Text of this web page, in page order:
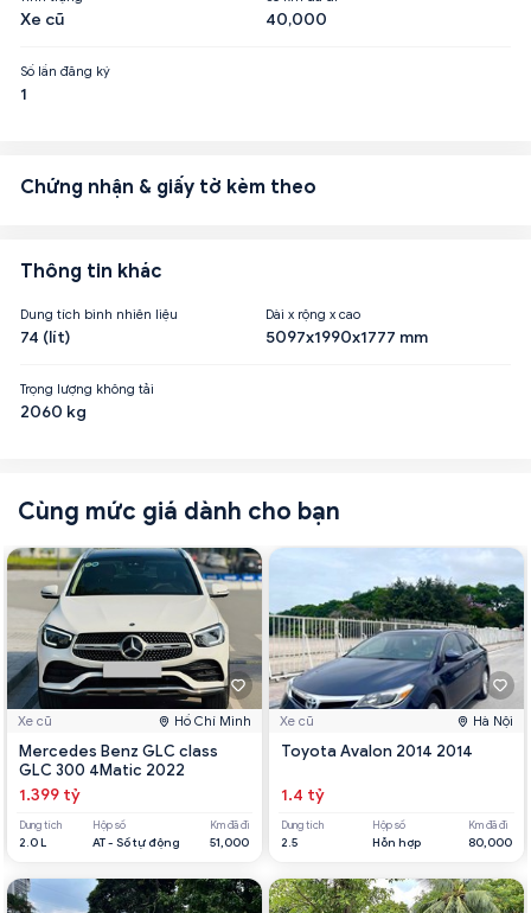
Xe cũ 40,000
Số lần đăng ký
1
Chứng nhận & giấy tờ kèm theo
Thông tin khác
Dung tích bình nhiên liệu
74 (lít)
Dài x rộng x cao
5097x1990x1777 mm
Trọng lượng không tải
2060 kg
Cùng mức giá dành cho bạn
Xe cũ Hồ Chí Minh
Mercedes Benz GLC class
GLC 300 4Matic 2022
1.399 tỷ
Dung tích
2.0 L
Hộp số
AT - Số tự động
Km đã đi
51,000
Xe cũ Hà Nội
Toyota Avalon 2014 2014
1.4 tỷ
Dung tích
2.5
Hộp số
Hỗn hợp
Km đã đi
80,000